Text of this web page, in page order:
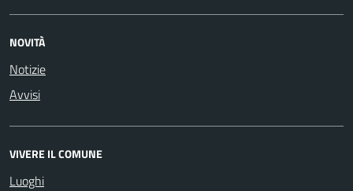
NOVITÀ
Notizie
Avvisi
VIVERE IL COMUNE
Luoghi